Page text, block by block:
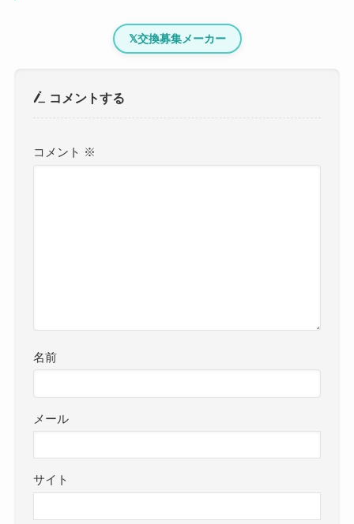
𝕏交換募集メーカー
コメントする
コメント ※
名前
メール
サイト